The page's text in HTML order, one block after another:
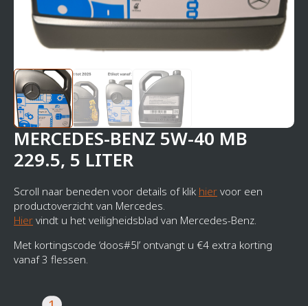
MERCEDES-BENZ 5W-40 MB
229.5, 5 LITER
Scroll naar beneden voor details of klik hier voor een
productoverzicht van Mercedes.
Hier vindt u het veiligheidsblad van Mercedes-Benz.
Met kortingscode ‘doos#5l’ ontvangt u €4 extra korting
vanaf 3 flessen.